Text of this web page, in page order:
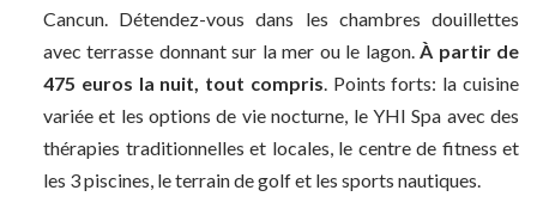
Cancun. Détendez-vous dans les chambres douillettes
avec terrasse donnant sur la mer ou le lagon.À partir de
475 euros la nuit, tout compris. Points forts: la cuisine
variée et les options de vie nocturne, le YHI Spa avec des
thérapies traditionnelles et locales, le centre de fitness et
les 3 piscines, le terrain de golf et les sports nautiques.